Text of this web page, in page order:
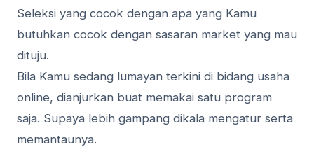
Seleksi yang cocok dengan apa yang Kamu
butuhkan cocok dengan sasaran market yang mau
dituju.
Bila Kamu sedang lumayan terkini di bidang usaha
online, dianjurkan buat memakai satu program
saja. Supaya lebih gampang dikala mengatur serta
memantaunya.